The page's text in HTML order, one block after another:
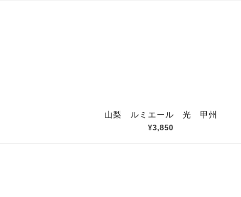
山梨 ルミエール 光 甲州
¥3,850